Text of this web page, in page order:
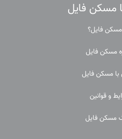
مسکن فایل
فایل؟
مسکن فایل
مسکن فایل
و قوانین
مسکن فایل